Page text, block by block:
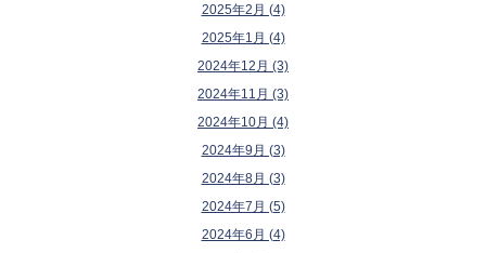
2025年2月 (4)
2025年1月 (4)
2024年12月 (3)
2024年11月 (3)
2024年10月 (4)
2024年9月 (3)
2024年8月 (3)
2024年7月 (5)
2024年6月 (4)